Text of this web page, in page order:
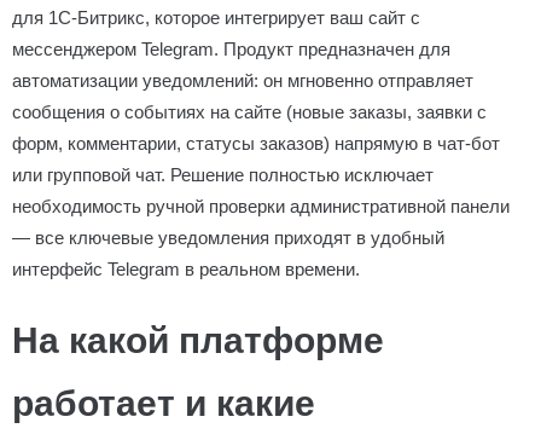
для 1С-Битрикс, которое интегрирует ваш сайт с
мессенджером Telegram. Продукт предназначен для
автоматизации уведомлений: он мгновенно отправляет
сообщения о событиях на сайте (новые заказы, заявки с
форм, комментарии, статусы заказов) напрямую в чат-бот
или групповой чат. Решение полностью исключает
необходимость ручной проверки административной панели
— все ключевые уведомления приходят в удобный
интерфейс Telegram в реальном времени.
На какой платформе
работает и какие